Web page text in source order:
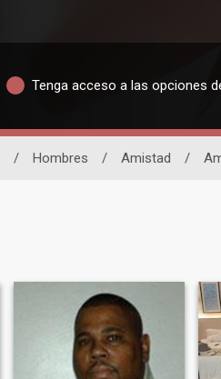
Tenga acceso a las opciones
/ Hombres / Amistad /